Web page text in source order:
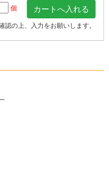
個
認の上、入力をお願いします。